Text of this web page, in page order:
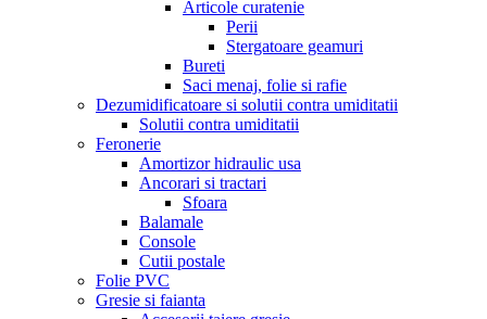
Articole curatenie
Perii
Stergatoare geamuri
Bureti
Saci menaj, folie si rafie
Dezumidificatoare si solutii contra umiditatii
Solutii contra umiditatii
Feronerie
Amortizor hidraulic usa
Ancorari si tractari
Sfoara
Balamale
Console
Cutii postale
Folie PVC
Gresie si faianta